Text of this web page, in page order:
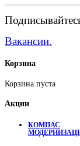
Вакансии.
Корзина
Корзина пуста
Акции
КОМПАС